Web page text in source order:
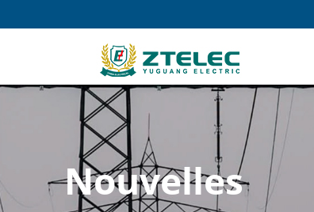
Nouvelles